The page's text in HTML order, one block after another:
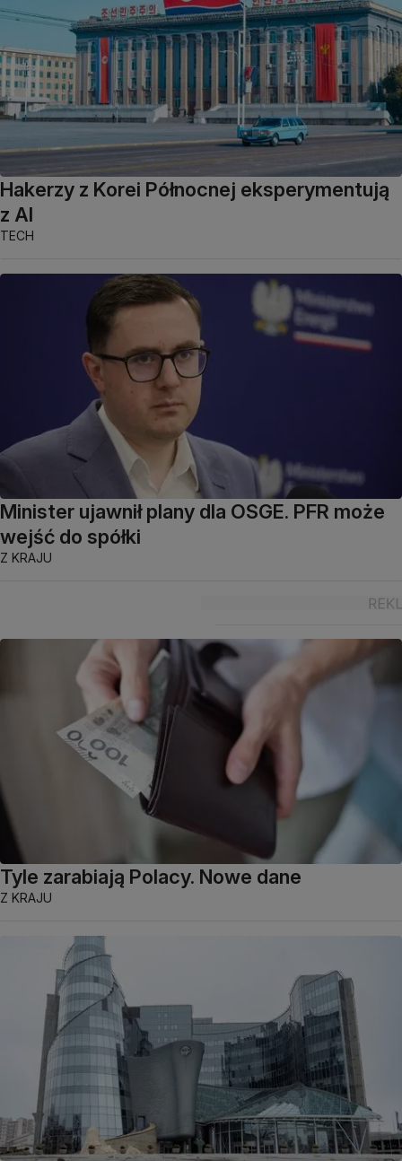
Hakerzy z Korei Północnej eksperymentują
z AI
TECH
Minister ujawnił plany dla OSGE. PFR może
wejść do spółki
Z KRAJU
Tyle zarabiają Polacy. Nowe dane
Z KRAJU